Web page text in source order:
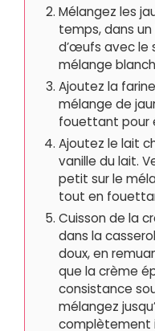
Mélangez les
temps, dans
d’œufs avec le
mélange
Ajoutez la
mélange de
fouettant pour
Ajoutez le lait
vanille du lait.
petit sur le
tout en
Cuisson de la
dans la
doux, en
que la crème
consistance
mélangez
complètement